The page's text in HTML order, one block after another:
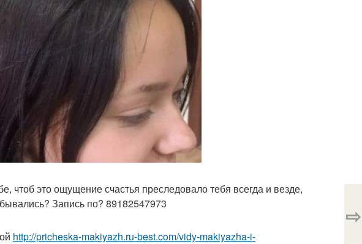
чтоб это ощущение счастья преследовало тебя всегда и везде,
Запись по? 89182547973
http://pricheska-makiyazh.ru-best.com/vidy-makiyazha-i-
⇨